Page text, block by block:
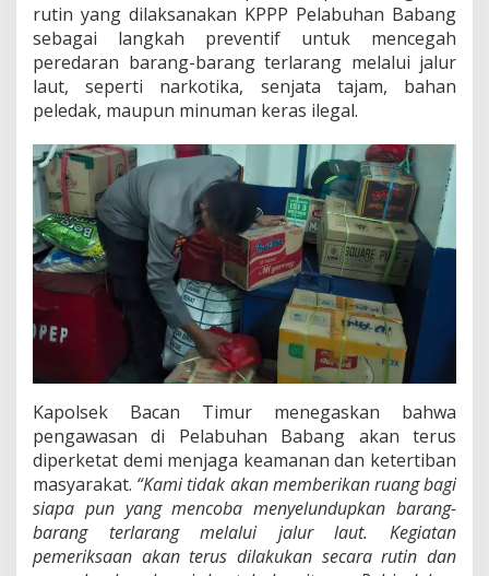
rutin yang dilaksanakan KPPP Pelabuhan Babang
sebagai langkah preventif untuk mencegah
peredaran barang-barang terlarang melalui jalur
laut, seperti narkotika, senjata tajam, bahan
peledak, maupun minuman keras ilegal.
Kapolsek Bacan Timur menegaskan bahwa
pengawasan di Pelabuhan Babang akan terus
diperketat demi menjaga keamanan dan ketertiban
masyarakat. “Kami tidak akan memberikan ruang bagi
siapa pun yang mencoba menyelundupkan barang-
barang terlarang melalui jalur laut. Kegiatan
pemeriksaan akan terus dilakukan secara rutin dan